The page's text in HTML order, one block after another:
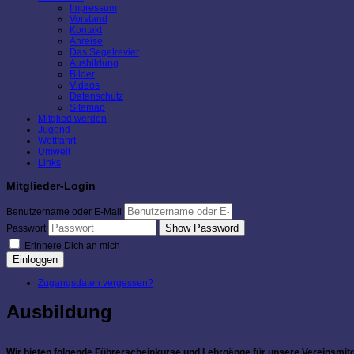
Impressum
Vorstand
Kontakt
Anreise
Das Segelrevier
Ausbildung
Bilder
Videos
Datenschutz
Sitemap
Mitglied werden
Jugend
Wettfahrt
Umwelt
Links
Mitglieder-Login
Benutzername oder E-Mail
Passwort
Show Password
Erinnere Dich an mich
Einloggen
Zugangsdaten vergessen?
Ausbildung